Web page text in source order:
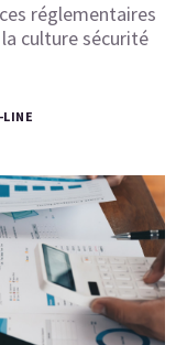
réglementaires
culture sécurité
LINE